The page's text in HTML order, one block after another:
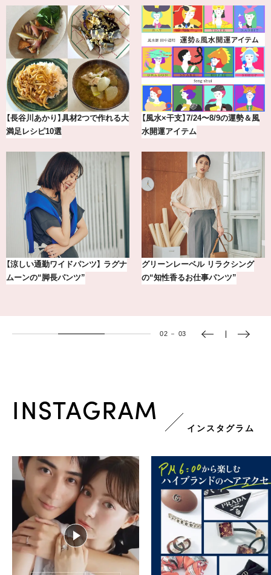
【風水×干支】7/24〜8/9の運勢＆風
水開運アイテム
グリーンレーベル リラクシング
の“知性香るお仕事パンツ”
【2026年8月】鏡リュウジの12星座
別占い
【銀座かねまつ】おしゃれ＆快適な
黒スニーカー4選
02 － 03
INSTAGRAM
インスタグラム